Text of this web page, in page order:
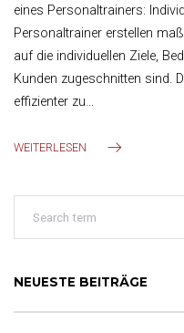
eines Personaltrainers:
Personaltrainer erstellen
auf die individuellen Ziele,
Kunden zugeschnitten sind.
effizienter zu…
WEITERLESEN
NEUESTE BEITRÄGE